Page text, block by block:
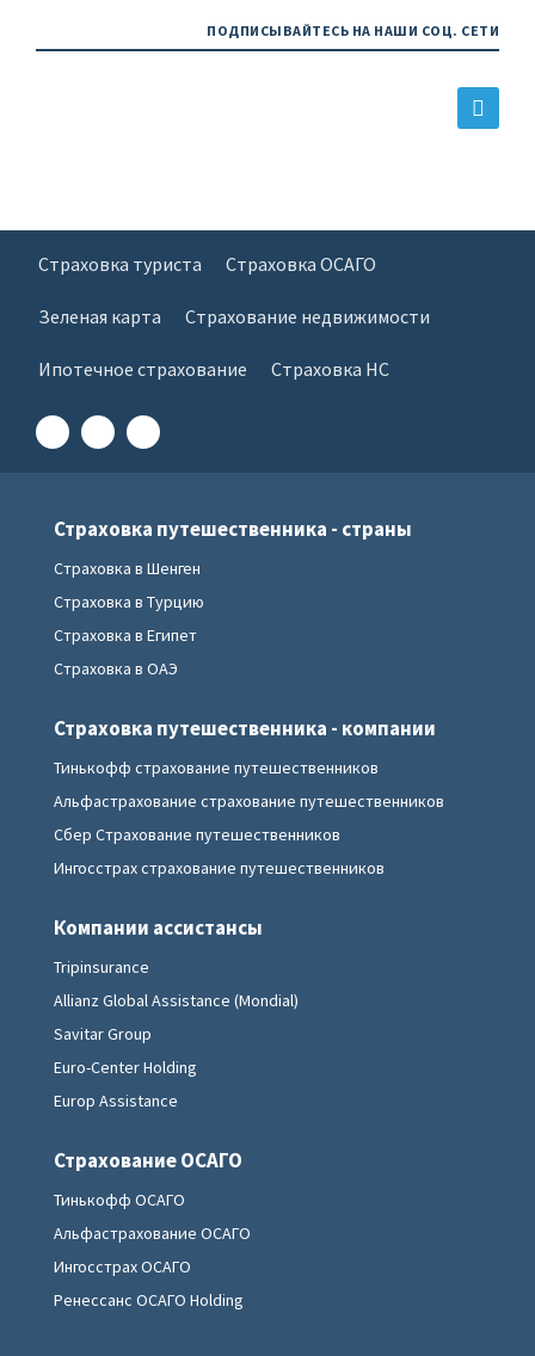
ПОДПИСЫВАЙТЕСЬ НА НАШИ СОЦ. СЕТИ
Страховка туриста Страховка ОСАГО
Зеленая карта Страхование недвижимости
Ипотечное страхование Страховка НС
Страховка путешественника - страны
Страховка в Шенген
Страховка в Турцию
Страховка в Египет
Страховка в ОАЭ
Страховка путешественника - компании
Тинькофф страхование путешественников
Альфастрахование страхование путешественников
Сбер Страхование путешественников
Ингосстрах страхование путешественников
Компании ассистансы
Tripinsurance
Allianz Global Assistance (Mondial)
Savitar Group
Euro-Center Holding
Europ Assistance
Страхование ОСАГО
Тинькофф ОСАГО
Альфастрахование ОСАГО
Ингосстрах ОСАГО
Ренессанс ОСАГО Holding